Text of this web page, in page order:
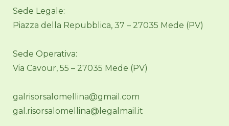
Sede Legale:
Piazza della Repubblica, 37 – 27035 Mede (PV)
Sede Operativa:
Via Cavour, 55 – 27035 Mede (PV)
galrisorsalomellina@gmail.com
gal.risorsalomellina@legalmail.it